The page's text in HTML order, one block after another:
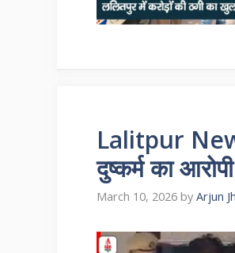
Lalitpur
दुष्कर्म का
March 10, 2026 by Arjun